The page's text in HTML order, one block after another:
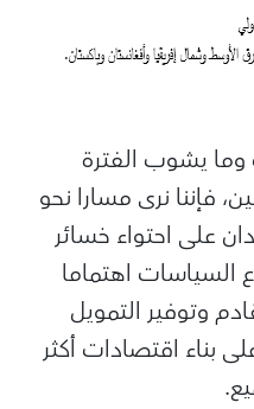
يشوب الفترة
فإننا نرى مسارا نحو
على احتواء خسائر
السياسات اهتماما
وتوفير التمويل
بناء اقتصادات أكثر